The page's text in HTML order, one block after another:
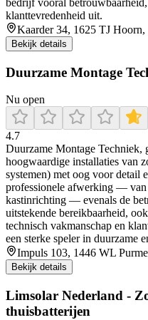
bedrijf vooral
klanttevredenheid uit.
Kaarder 34, 1625 TJ Hoorn,
Bekijk details
Duurzame Montage
Nu open
4.7
Duurzame Montage Techniek,
hoogwaardige installaties van
systemen) met oog voor detail
professionele afwerking — van
kastinrichting — evenals de
uitstekende bereikbaarheid,
technisch vakmanschap en
een sterke speler in duurzame
Impuls 103, 1446 WL
Bekijk details
Limsolar Nederland -
thuisbatterijen